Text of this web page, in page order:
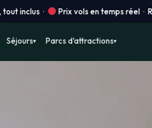
temps réel · Réservation instantanée
Séjours▾ Parcs d'attractions▾